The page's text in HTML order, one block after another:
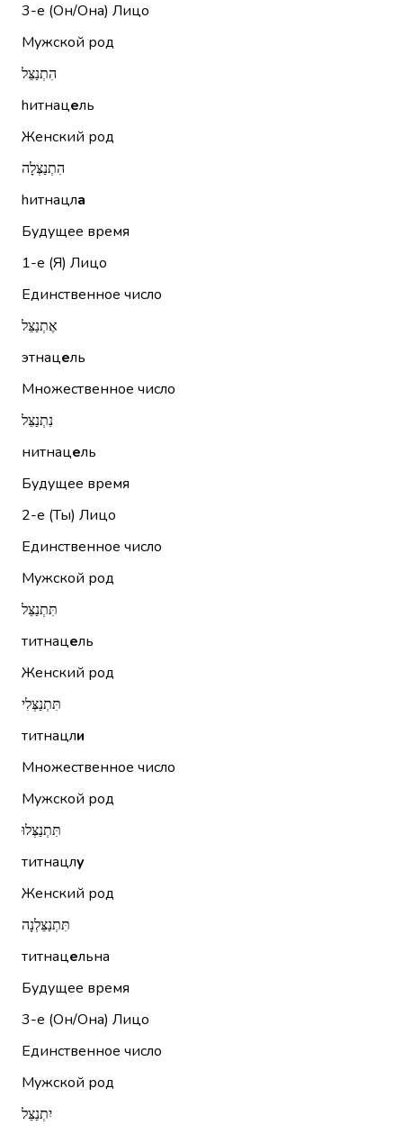
3-е (Он/Она) Лицо
Мужской род
הִתְנַצֵּל
hитнацель
Женский род
הִתְנַצְּלָה
hитнацла
Будущее время
1-е (Я) Лицо
Единственное число
אֶתְנַצֵּל
этнацель
Множественное число
נִתְנַצֵּל
нитнацель
Будущее время
2-е (Ты) Лицо
Единственное число
Мужской род
תִּתְנַצֵּל
титнацель
Женский род
תִּתְנַצְּלִי
титнацли
Множественное число
Мужской род
תִּתְנַצְּלוּ
титнацлу
Женский род
תִּתְנַצֵּלְנָה
титнацельна
Будущее время
3-е (Он/Она) Лицо
Единственное число
Мужской род
יִתְנַצֵּל